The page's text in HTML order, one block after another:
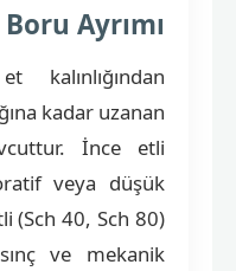
Ayrımı
kalınlığından
kadar uzanan
İnce etli
veya düşük
(Sch 40, Sch 80)
ve mekanik